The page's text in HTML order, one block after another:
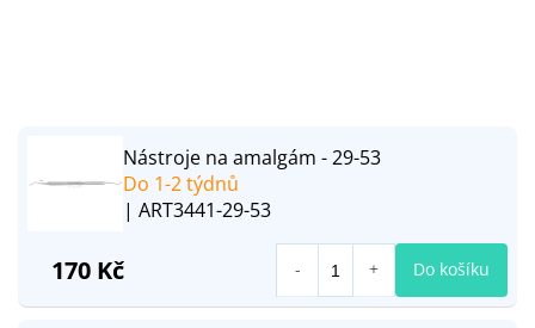
Nástroje na amalgám - 29-53
Do 1-2 týdnů
| ART3441-29-53
170 Kč Do košíku